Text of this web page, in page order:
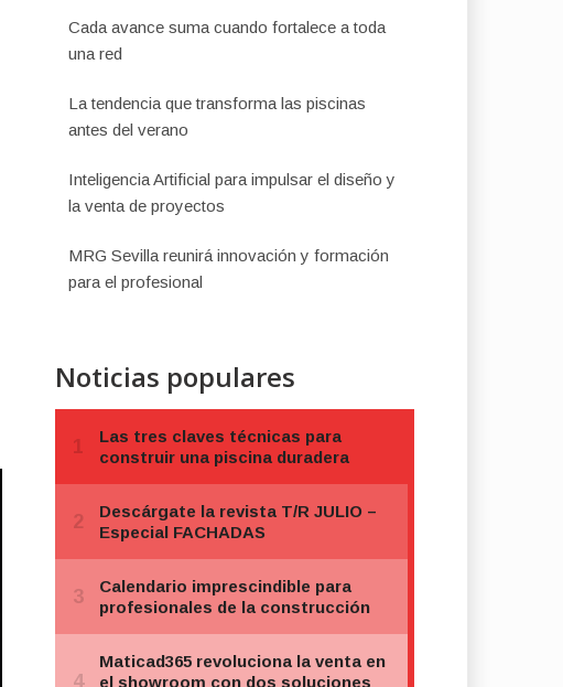
Cada avance suma cuando fortalece a toda
una red
La tendencia que transforma las piscinas
antes del verano
Inteligencia Artificial para impulsar el diseño y
la venta de proyectos
MRG Sevilla reunirá innovación y formación
para el profesional
Noticias populares